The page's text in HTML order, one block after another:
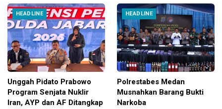
HEADLINE
Unggah Pidato Prabowo
Program Senjata Nuklir
Iran, AYP dan AF Ditangkap
HEADLINE
Polrestabes Medan
Musnahkan Barang Bukti
Narkoba